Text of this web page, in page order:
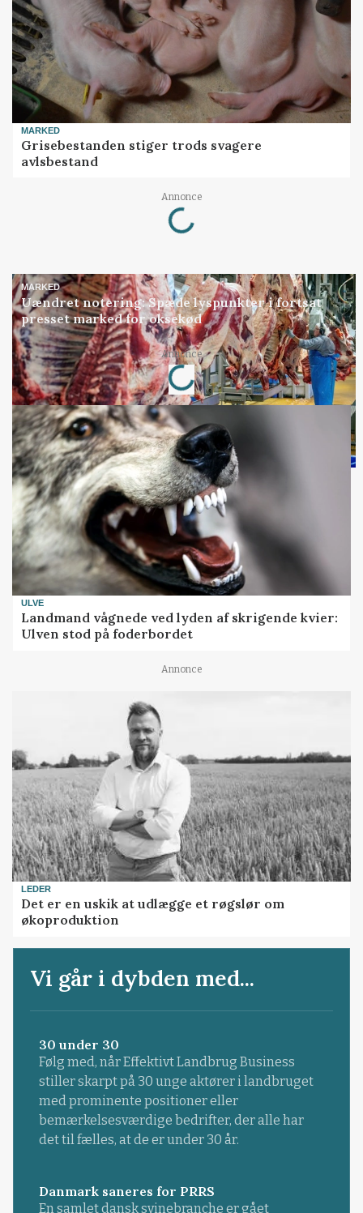
MARKED
Grisebestanden stiger trods svagere
avlsbestand
Annonce
Loading...
MARKED
Uændret notering: Spæde lyspunkter i fortsat
presset marked for oksekød
Annonce
Loading...
ULVE
Landmand vågnede ved lyden af skrigende kvier:
Ulven stod på foderbordet
Annonce
LEDER
Det er en uskik at udlægge et røgslør om
økoproduktion
Vi går i dybden med...
30 under 30
Følg med, når Effektivt Landbrug Business
stiller skarpt på 30 unge aktører i landbruget
med prominente positioner eller
bemærkelsesværdige bedrifter, der alle har
det til fælles, at de er under 30 år.
Danmark saneres for PRRS
En samlet dansk svinebranche er gået